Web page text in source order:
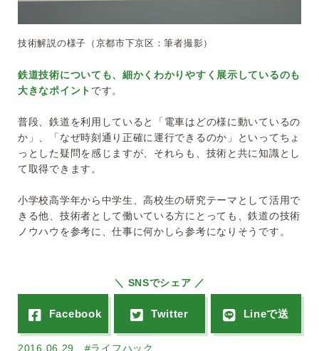
技術解説の様子（京都市下京区：筆者撮影）
鉄道技術についても、細かくわかりやすく展示しているのも
大きなポイント です。
普段、鉄道を利用していると「電車はどの様に動いているの
か」、「なぜ時刻通り正確に運行できるのか」といってちょ
っとした疑問を感じますが、それらも、技術と共に知識とし
て取得できます。
小学校高学年から中学生、高校生の研究テーマとして活用で
きる他、技術者として働いている方にとっても、鉄道の技術
ノウハウを参考に、仕事に何かしら参考になりそうです。
＼ SNSでシェア ／
2016.06.29 #ライフハック